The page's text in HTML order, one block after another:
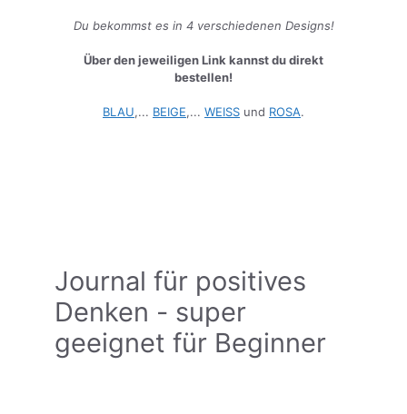
Du bekommst es in 4 verschiedenen Designs!
Über den jeweiligen Link kannst du direkt
bestellen!
BLAU,... BEIGE,... WEISS und ROSA.
Journal für positives
Denken - super
geeignet für Beginner